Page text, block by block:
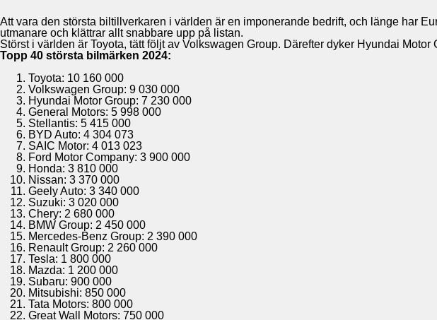
Att vara den största biltillverkaren i världen är en imponerande bedrift, och länge har
utmanare och klättrar allt snabbare upp på listan.
Störst i världen är Toyota, tätt följt av Volkswagen Group. Därefter dyker Hyundai
Topp 40 största bilmärken 2024:
Toyota: 10 160 000​
Volkswagen Group: 9 030 000​
Hyundai Motor Group: 7 230 000​
General Motors: 5 998 000​
Stellantis: 5 415 000​
BYD Auto: 4 304 073​
SAIC Motor: 4 013 023​
Ford Motor Company: 3 900 000​
Honda: 3 810 000​
Nissan: 3 370 000​
Geely Auto: 3 340 000​
Suzuki: 3 020 000​
Chery: 2 680 000​
BMW Group: 2 450 000​
Mercedes-Benz Group: 2 390 000​
Renault Group: 2 260 000​
Tesla: 1 800 000​
Mazda: 1 200 000​
Subaru: 900 000​
Mitsubishi: 850 000​
Tata Motors: 800 000​
Great Wall Motors: 750 000​